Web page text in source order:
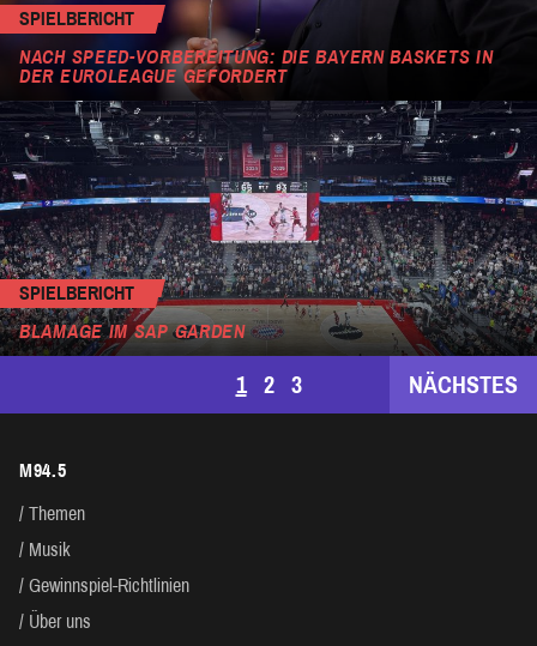
SPIELBERICHT
NACH SPEED-VORBEREITUNG: DIE BAYERN BASKETS IN
DER EUROLEAGUE GEFORDERT
SPIELBERICHT
BLAMAGE IM SAP GARDEN
SEITENNUMMERIERUNG
BEITRÄGE
1 2 3 NÄCHSTES
M94.5
Themen
Musik
Gewinnspiel-Richtlinien
Über uns